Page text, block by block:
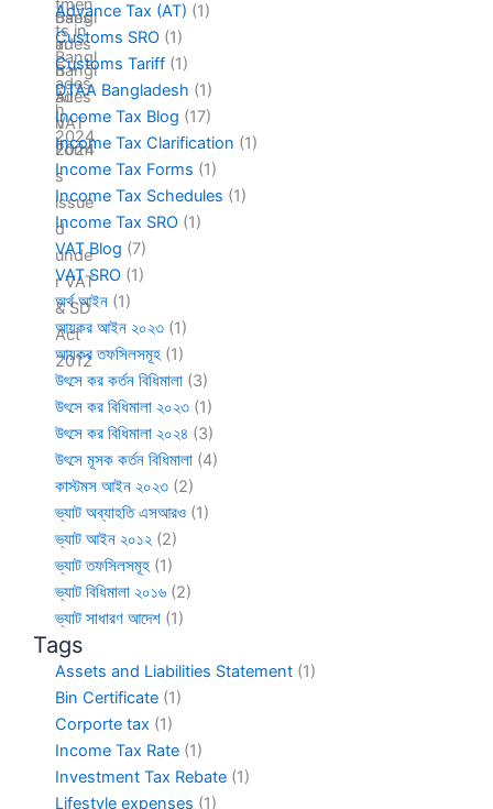
Advance Tax (AT) (1)
Customs SRO (1)
Customs Tariff (1)
DTAA Bangladesh (1)
Income Tax Blog (17)
Income Tax Clarification (1)
Income Tax Forms (1)
Income Tax Schedules (1)
Income Tax SRO (1)
VAT Blog (7)
VAT SRO (1)
অর্থ আইন (1)
আয়কর আইন ২০২৩ (1)
আয়কর তফসিলসমূহ (1)
উৎসে কর কর্তন বিধিমালা (3)
উৎসে কর বিধিমালা ২০২৩ (1)
উৎসে কর বিধিমালা ২০২৪ (3)
উৎসে মূসক কর্তন বিধিমালা (4)
কাস্টমস আইন ২০২৩ (2)
ভ্যাট অব্যাহতি এসআরও (1)
ভ্যাট আইন ২০১২ (2)
ভ্যাট তফসিলসমূহ (1)
ভ্যাট বিধিমালা ২০১৬ (2)
ভ্যাট সাধারণ আদেশ (1)
Tags
Assets and Liabilities Statement (1)
Bin Certificate (1)
Corporte tax (1)
Income Tax Rate (1)
Investment Tax Rebate (1)
Lifestyle expenses (1)